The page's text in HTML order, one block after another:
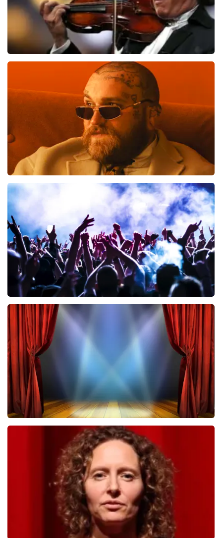
laatste 30 minuten
BESTEL NU
Teddy Swims
BESTEL NU
Megadeth
322 laatste 30 minuten
BESTEL NU
40 45 De Musical
laatste 30 minuten
BESTEL NU